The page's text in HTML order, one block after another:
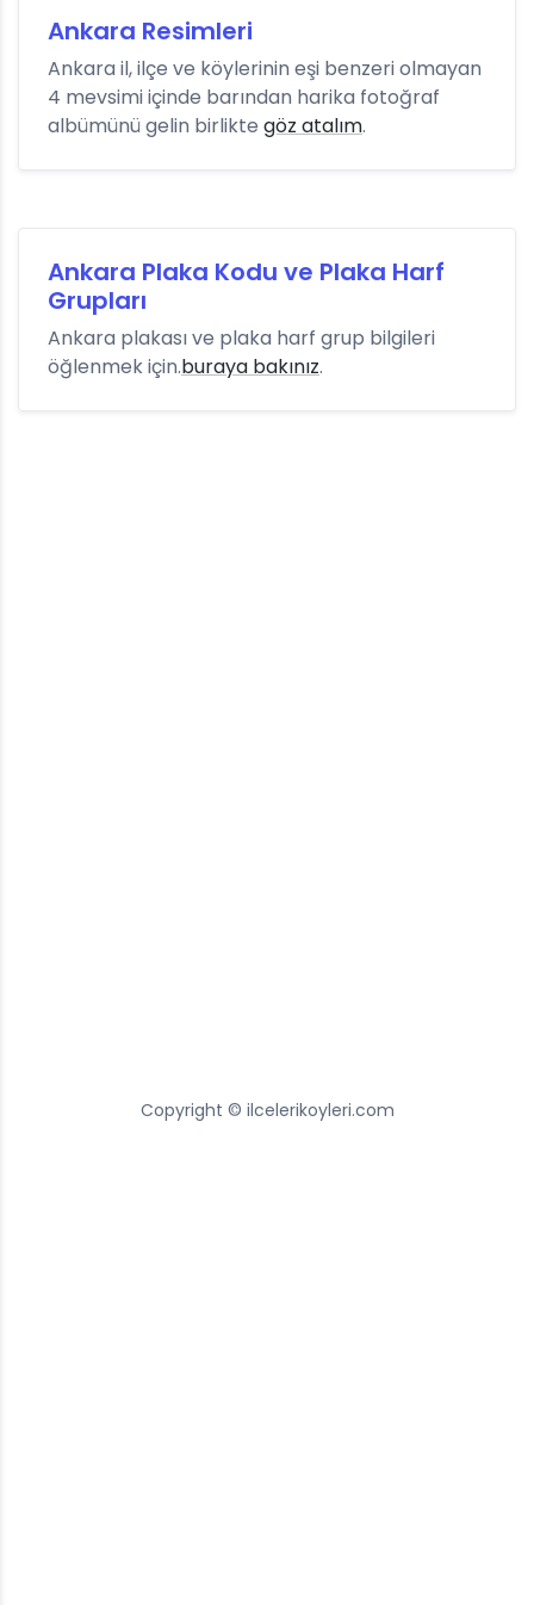
Ankara Resimleri
Ankara il, ilçe ve köylerinin eşi benzeri olmayan
4 mevsimi içinde barından harika fotoğraf
albümünü gelin birlikte göz atalım.
Ankara Plaka Kodu ve Plaka Harf
Grupları
Ankara plakası ve plaka harf grup bilgileri
öğlenmek için.buraya bakınız.
Copyright © ilcelerikoyleri.com